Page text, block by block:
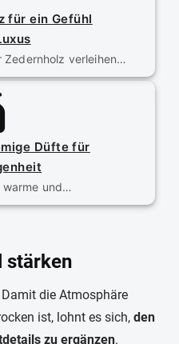
für ein Gefühl
Zedernholz verleihen…
Düfte für
warme und…
stärken
die Atmosphäre
ist, lohnt es sich, den
zu ergänzen.